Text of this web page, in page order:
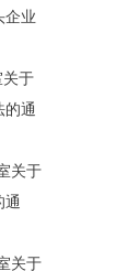
企业
关于
的通
关于
通
关于